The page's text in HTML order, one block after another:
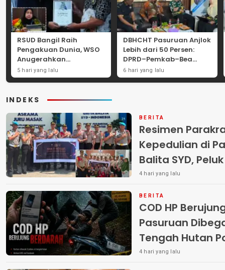
RSUD Bangil Raih
Pengakuan Dunia, WSO
Anugerahkan
Penghargaan
Internasional untuk
5 hari yang lalu
DBHCHT Pasuruan Anjlok
Lebih dari 50 Persen:
DPRD–Pemkab–Bea
Cukai Perkuat Perang
Melawan Peredaran
6 hari yang lalu
INDEKS
BERITA
Resimen
Kepedulian di
Balita SYD,
Terlantar
4 hari yang lalu
BERITA
COD HP
Pasuruan
Tengah Hutan Polisi Buru Tiga
Pelaku
4 hari yang lalu